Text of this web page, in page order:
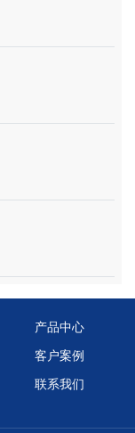
产品中心
客户案例
联系我们